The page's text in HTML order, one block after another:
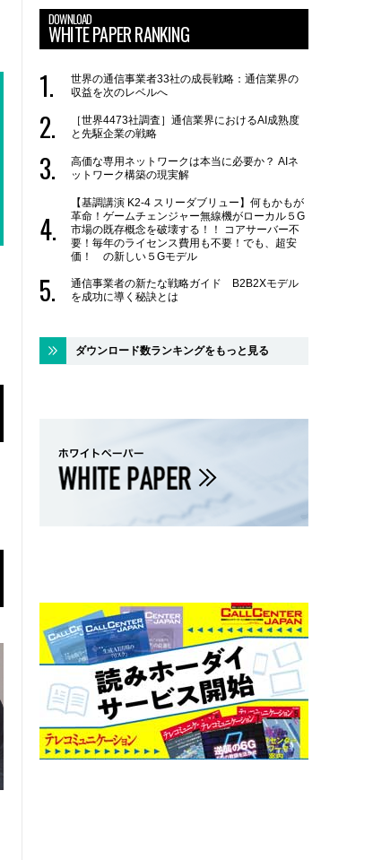
DOWNLOAD
WHITE PAPER RANKING
世界の通信事業者33社の成長戦略：通信業界の
収益を次のレベルへ
［世界4473社調査］通信業界におけるAI成熟度
と先駆企業の戦略
高価な専用ネットワークは本当に必要か？ AIネ
ットワーク構築の現実解
【基調講演 K2-4 スリーダブリュー】何もかもが
革命！ゲームチェンジャー無線機がローカル５G
市場の既存概念を破壊する！！ コアサーバー不
要！毎年のライセンス費用も不要！でも、超安
価！ の新しい５Gモデル
通信事業者の新たな戦略ガイド B2B2Xモデル
を成功に導く秘訣とは
ダウンロード数ランキングをもっと見る